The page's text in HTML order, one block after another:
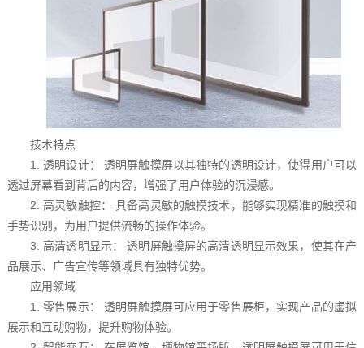
技术特点
1. 透明设计： 透明屏触摸屏以其独特的透明设计，使得用户可以
透过屏幕看到背后的内容，增强了用户体验的沉浸感。
2. 高灵敏触控： 具备高灵敏的触摸技术，能够实现精准的触摸和
手势识别，为用户提供流畅的操作体验。
3. 高清透明显示： 透明屏触摸屏的高清透明显示效果，使其在产
品展示、广告宣传等领域具有独特优势。
应用领域
1. 零售展示： 透明屏触摸屏可应用于零售展柜，实现产品的虚拟
展示和互动购物，提升购物体验。